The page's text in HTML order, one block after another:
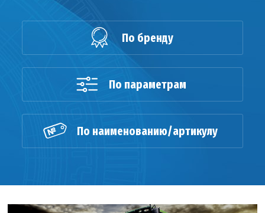
По бренду
По параметрам
По наименованию/артикулу